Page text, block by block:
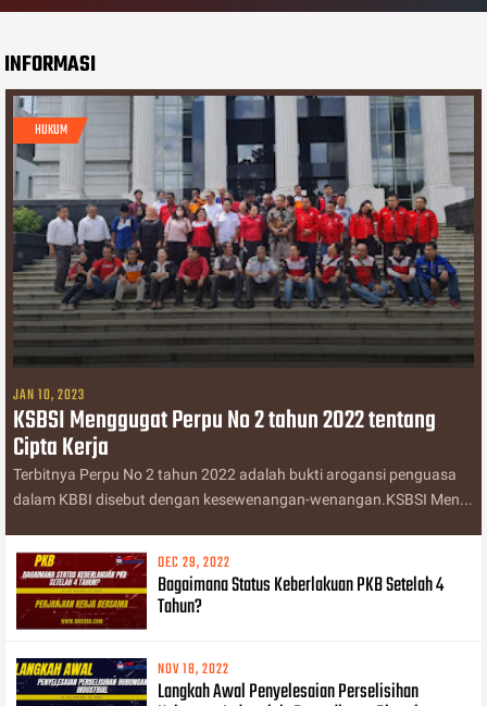
INFORMASI
HUKUM
JAN 10, 2023
KSBSI Menggugat Perpu No 2 tahun 2022 tentang
Cipta Kerja
Terbitnya Perpu No 2 tahun 2022 adalah bukti arogansi penguasa
dalam KBBI disebut dengan kesewenangan-wenangan.KSBSI Men...
DEC 29, 2022
Bagaimana Status Keberlakuan PKB Setelah 4
Tahun?
NOV 18, 2022
Langkah Awal Penyelesaian Perselisihan